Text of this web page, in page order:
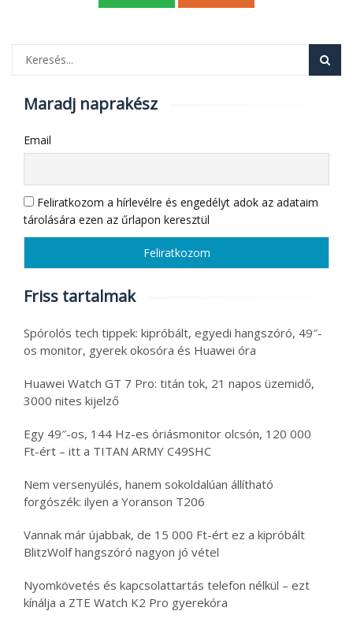
Maradj naprakész
Email
Feliratkozom a hírlevélre és engedélyt adok az adataim
tárolására ezen az űrlapon keresztül
Friss tartalmak
Spórolós tech tippek: kipróbált, egyedi hangszóró, 49″-
os monitor, gyerek okosóra és Huawei óra
Huawei Watch GT 7 Pro: titán tok, 21 napos üzemidő,
3000 nites kijelző
Egy 49″-os, 144 Hz-es óriásmonitor olcsón, 120 000
Ft-ért – itt a TITAN ARMY C49SHC
Nem versenyülés, hanem sokoldalúan állítható
forgószék: ilyen a Yoranson T206
Vannak már újabbak, de 15 000 Ft-ért ez a kipróbált
BlitzWolf hangszóró nagyon jó vétel
Nyomkövetés és kapcsolattartás telefon nélkül – ezt
kínálja a ZTE Watch K2 Pro gyerekóra